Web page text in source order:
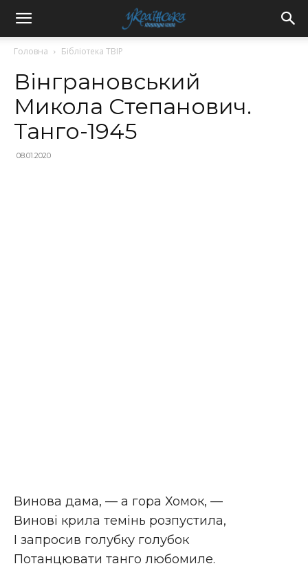
Головна Бібліотека ТВІР
Вінграновський
Микола Степанович.
Танго-1945
08.01.2020
Винова дама, — а гора Хомок, —
Винові крила темінь розпустила,
І запросив голубку голубок
Потанцювати танго любомиле.